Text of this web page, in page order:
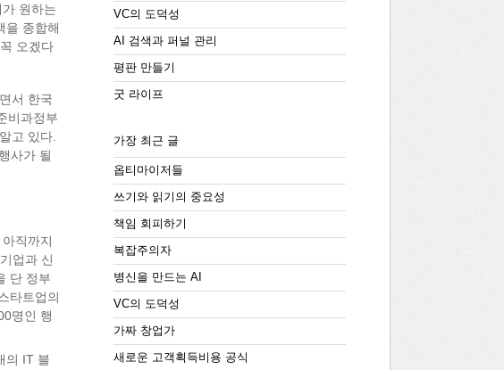
원하는
을 종합해
오겠다
서 한국
비과정부
고 있다.
사가 될
직까지
업과 신
단 정부
타트업의
명인 행
의 IT 블
VC의 도덕성
AI 검색과 퍼널 관리
평판 만들기
굿 라이프
가장 최근 글
옵티마이저들
쓰기와 읽기의 중요성
책임 회피하기
복잡주의자
병신을 만드는 AI
VC의 도덕성
가짜 창업가
새로운 고객획득비용 공식